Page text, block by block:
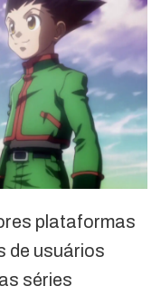
plataformas
de usuários
séries